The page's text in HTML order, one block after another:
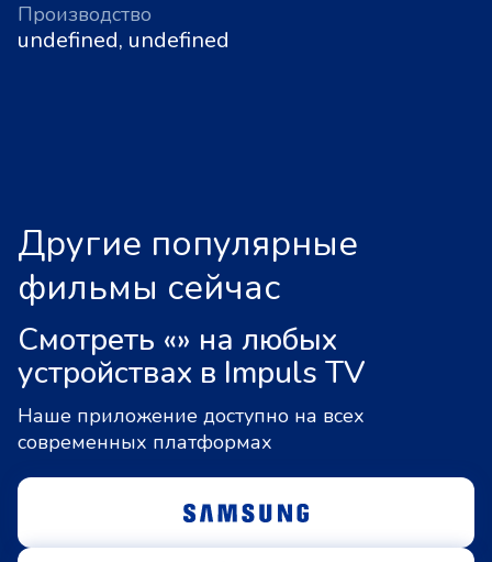
Производство
undefined, undefined
Другие популярные
фильмы сейчас
Смотреть «» на любых
устройствах в Impuls TV
Наше приложение доступно на всех
современных платформах